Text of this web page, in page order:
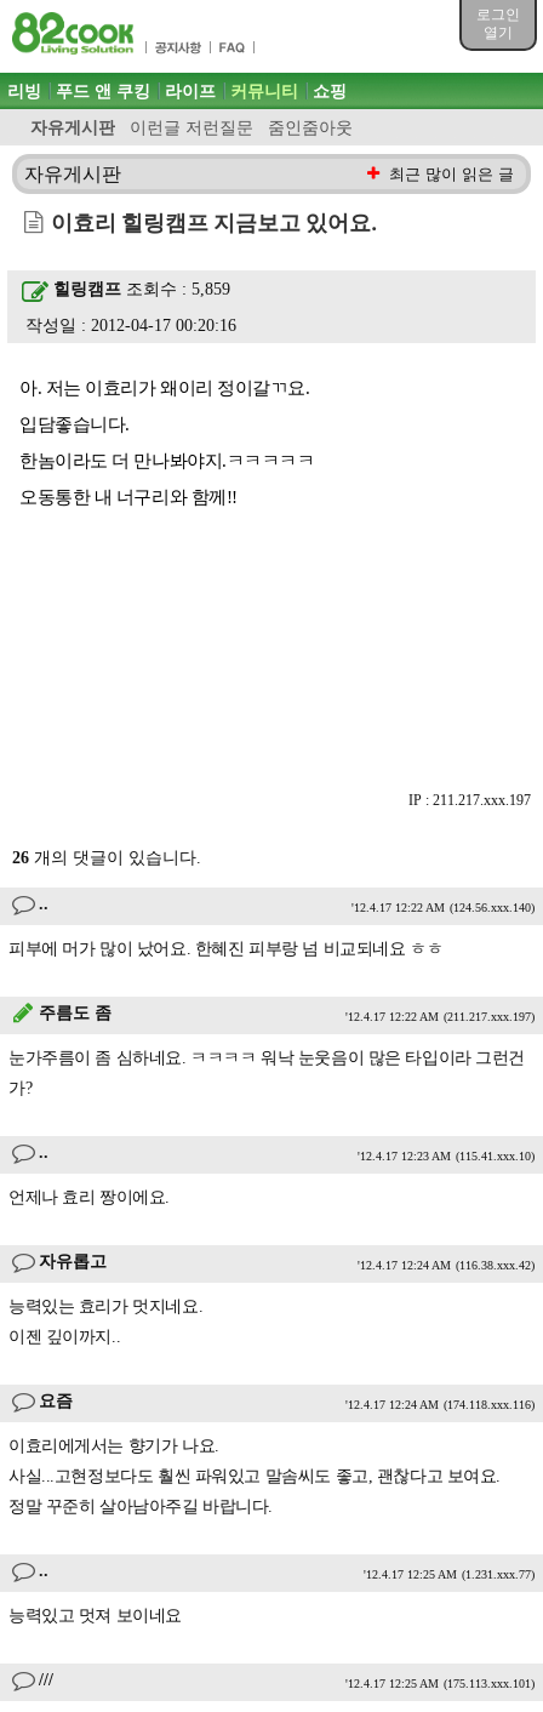
로그인
열기
목차
주메뉴 바로가기
컨텐츠 바로가기
검색 바로가기
로그인 바로가기
주메뉴
리빙 푸드 앤 쿠킹 라이프 커뮤니티
자유게시판 이런글 저런질문 줌인줌아웃
쇼핑
자유게시판 최근 많이 읽은 글
이효리 힐링캠프 지금보고 있어요.
힐링캠프 조회수 : 5,859
작성일 : 2012-04-17 00:20:16
아. 저는 이효리가 왜이리 정이갈ㄲ요.
입담좋습니다.
한놈이라도 더 만나봐야지.ㅋㅋㅋㅋㅋ
오동통한 내 너구리와 함께!!
IP : 211.217.xxx.197
26 개의 댓글이 있습니다.
.. '12.4.17 12:22 AM (124.56.xxx.140)
피부에 머가 많이 났어요. 한혜진 피부랑 넘 비교되네요 ㅎㅎ
주름도 좀 '12.4.17 12:22 AM (211.217.xxx.197)
눈가주름이 좀 심하네요. ㅋㅋㅋㅋ 워낙 눈웃음이 많은 타입이라 그런건
가?
.. '12.4.17 12:23 AM (115.41.xxx.10)
언제나 효리 짱이에요.
자유롭고 '12.4.17 12:24 AM (116.38.xxx.42)
능력있는 효리가 멋지네요.
이젠 깊이까지..
요즘 '12.4.17 12:24 AM (174.118.xxx.116)
이효리에게서는 향기가 나요.
사실...고현정보다도 훨씬 파워있고 말솜씨도 좋고, 괜찮다고 보여요.
정말 꾸준히 살아남아주길 바랍니다.
.. '12.4.17 12:25 AM (1.231.xxx.77)
능력있고 멋져 보이네요
/// '12.4.17 12:25 AM (175.113.xxx.101)